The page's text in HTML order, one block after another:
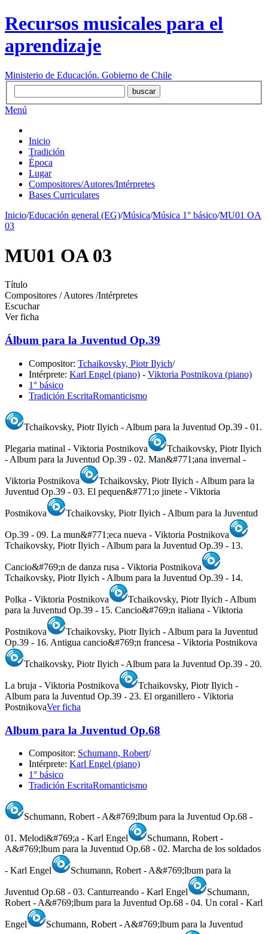
Recursos musicales para el
aprendizaje
Ministerio de Educación. Gobierno de Chile
Menú
Inicio
Tradición
Época
Lugar
Compositores/Autores/Intérpretes
Bases Curriculares
Inicio/Educación general (EG)/Música/Música 1° básico/MU01 OA
03
MU01 OA 03
Título
Compositores / Autores /Intérpretes
Escuchar
Ver ficha
Álbum para la Juventud Op.39
Compositor: Tchaikovsky, Piotr Ilyich/
Intérprete: Karl Engel (piano) - Viktoria Postnikova (piano)
1° básico
Tradición EscritaRomanticismo
Tchaikovsky, Piotr Ilyich - Album para la Juventud Op.39 - 01.
Plegaria matinal - Viktoria Postnikova
Tchaikovsky, Piotr Ilyich
- Album para la Juventud Op.39 - 02. Man&#771;ana invernal -
Viktoria Postnikova
Tchaikovsky, Piotr Ilyich - Album para la
Juventud Op.39 - 03. El pequen&#771;o jinete - Viktoria
Postnikova Tchaikovsky, Piotr Ilyich - Album para la Juventud
Op.39 - 09. La mun&#771;eca nueva - Viktoria Postnikova
Tchaikovsky, Piotr Ilyich - Album para la Juventud Op.39 - 13.
Cancio&#769;n de danza rusa - Viktoria Postnikova
Tchaikovsky, Piotr Ilyich - Album para la Juventud Op.39 - 14.
Polka - Viktoria Postnikova
Tchaikovsky, Piotr Ilyich - Album
para la Juventud Op.39 - 15. Cancio&#769;n italiana - Viktoria
Postnikova
Tchaikovsky, Piotr Ilyich - Album para la Juventud
Op.39 - 16. Antigua cancio&#769;n francesa - Viktoria Postnikova
Tchaikovsky, Piotr Ilyich - Album para la Juventud Op.39 - 20.
La bruja - Viktoria Postnikova
Tchaikovsky, Piotr Ilyich -
Album para la Juventud Op.39 - 23. El organillero - Viktoria
PostnikovaVer ficha
Album para la Juventud Op.68
Compositor: Schumann, Robert/
Intérprete: Karl Engel (piano)
1° básico
Tradición EscritaRomanticismo
Schumann, Robert - A&#769;lbum para la Juventud Op.68 -
01. Melodi&#769;a - Karl Engel
Schumann, Robert -
A&#769;lbum para la Juventud Op.68 - 02. Marcha de los soldados
- Karl Engel Schumann, Robert - A&#769;lbum para la
Juventud Op.68 - 03. Canturreando - Karl Engel
Schumann,
Robert - A&#769;lbum para la Juventud Op.68 - 04. Un coral - Karl
Engel Schumann, Robert - A&#769;lbum para la Juventud